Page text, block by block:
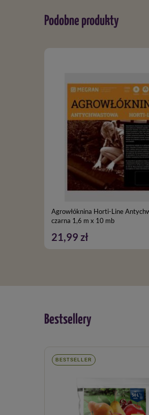
Podobne produkty
Agrowłóknina Horti-Line
czarna 1,6 m x 10 mb
21,99 zł
Bestsellery
BESTSELLER